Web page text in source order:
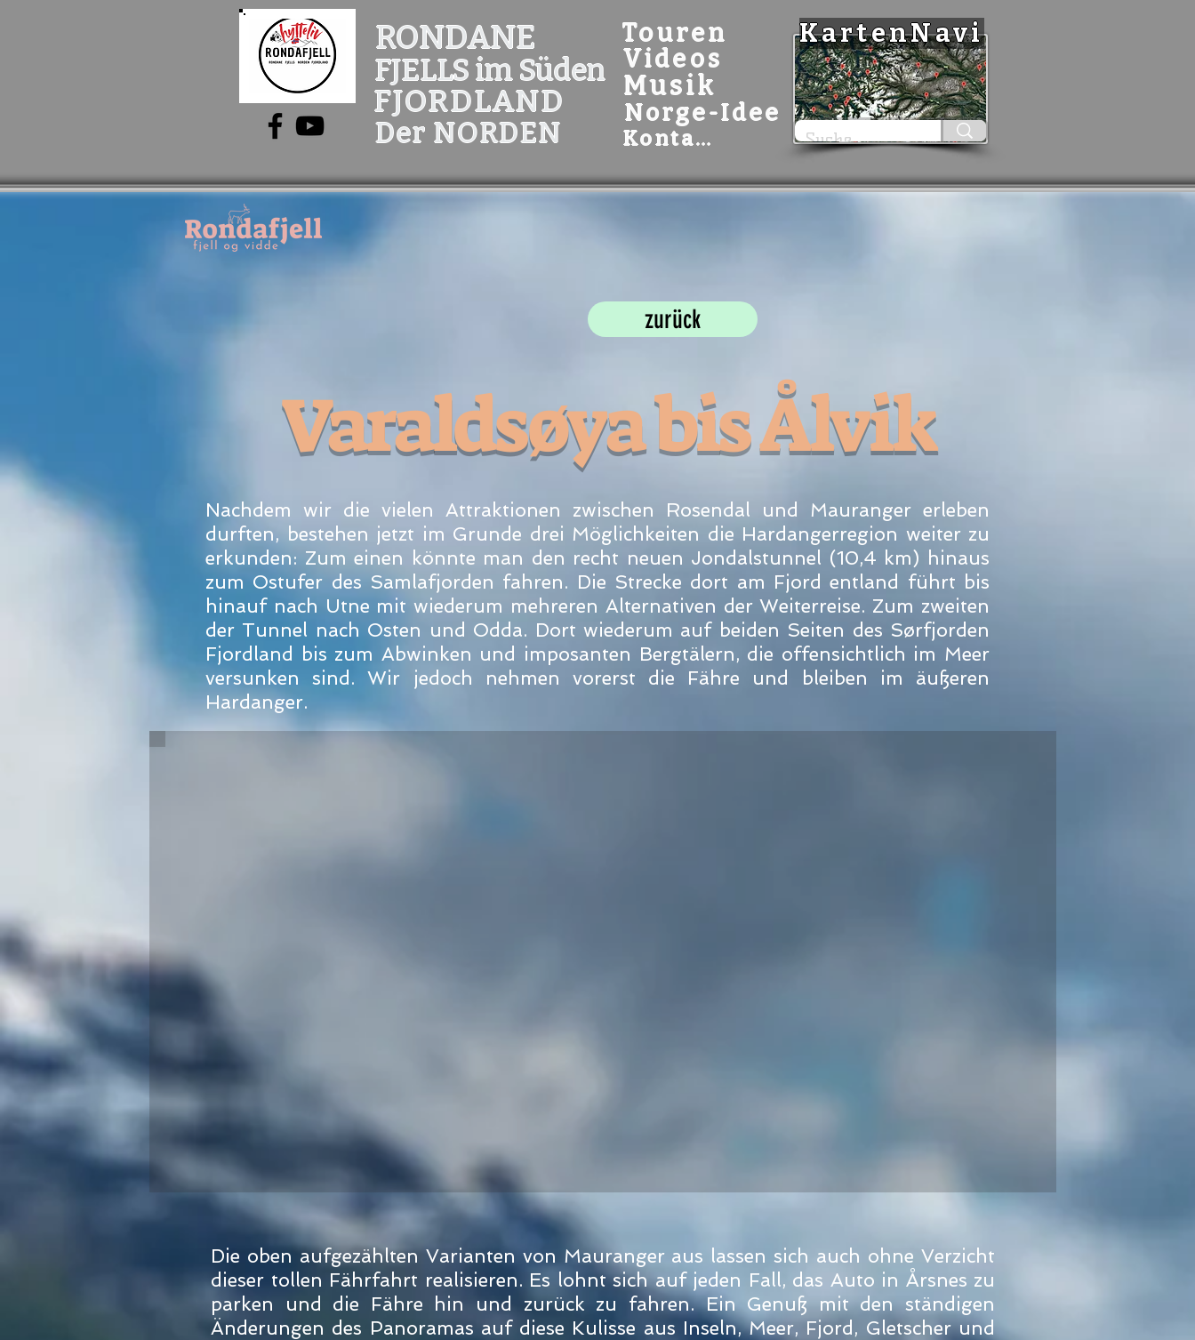
RONDANE
FJELLS im Süden
FJORDLAND
Der NORDEN
Videos
Touren
Musik
Kontakt
Norge-Idee
KartenNavi
zurück
Varaldsøya bis Ålvik
Nachdem wir die vielen Attraktionen zwischen Rosendal und Mauranger erleben
durften, bestehen jetzt im Grunde drei Möglichkeiten die Hardangerregion weiter zu
erkunden: Zum einen könnte man den recht neuen Jondalstunnel (10,4 km) hinaus
zum Ostufer des Samlafjorden fahren. Die Strecke dort am Fjord entland führt bis
hinauf nach Utne mit wiederum mehreren Alternativen der Weiterreise. Zum zweiten
der Tunnel nach Osten und Odda. Dort wiederum auf beiden Seiten des Sørfjorden
Fjordland bis zum Abwinken und imposanten Bergtälern, die offensichtlich im Meer
versunken sind. Wir jedoch nehmen vorerst die Fähre und bleiben im äußeren
Hardanger.
Die oben aufgezählten Varianten von Mauranger aus lassen sich auch ohne Verzicht
dieser tollen Fährfahrt realisieren. Es lohnt sich auf jeden Fall, das Auto in Årsnes zu
parken und die Fähre hin und zurück zu fahren. Ein Genuß mit den ständigen
Änderungen des Panoramas auf diese Kulisse aus Inseln, Meer, Fjord, Gletscher und